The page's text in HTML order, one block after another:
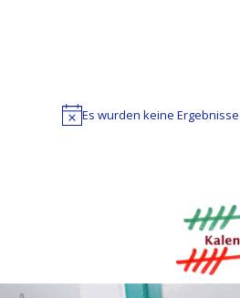
HinweisEs wurden keine
Datum